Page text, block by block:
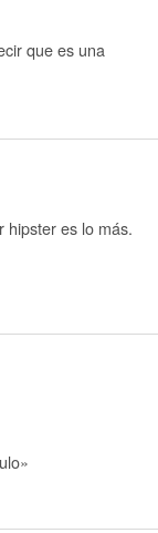
que es una
hipster es lo más.